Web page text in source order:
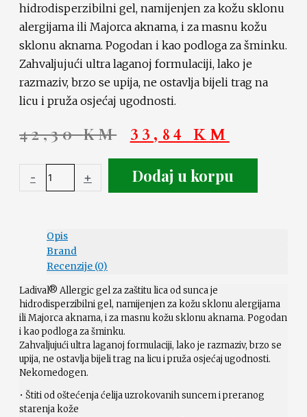
hidrodisperzibilni gel, namijenjen za kožu sklonu
alergijama ili Majorca aknama, i za masnu kožu
sklonu aknama. Pogodan i kao podloga za šminku.
Zahvaljujući ultra laganoj formulaciji, lako je
razmaziv, brzo se upija, ne ostavlja bijeli trag na
licu i pruža osjećaj ugodnosti.
42,30KM 33,84KM
- + Dodaj u korpu
Opis
Brand
Recenzije (0)
Ladival® Allergic gel za zaštitu lica od sunca je
hidrodisperzibilni gel, namijenjen za kožu sklonu alergijama
ili Majorca aknama, i za masnu kožu sklonu aknama. Pogodan
i kao podloga za šminku.
Zahvaljujući ultra laganoj formulaciji, lako je razmaziv, brzo se
upija, ne ostavlja bijeli trag na licu i pruža osjećaj ugodnosti.
Nekomedogen.
• Štiti od oštećenja ćelija uzrokovanih suncem i preranog
starenja kože